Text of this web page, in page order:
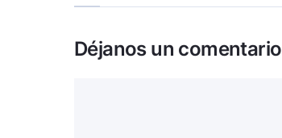
Déjanos un comentario